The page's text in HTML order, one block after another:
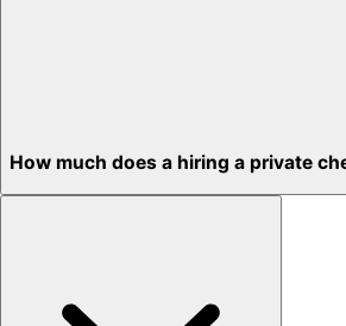
How much does a hiring a private